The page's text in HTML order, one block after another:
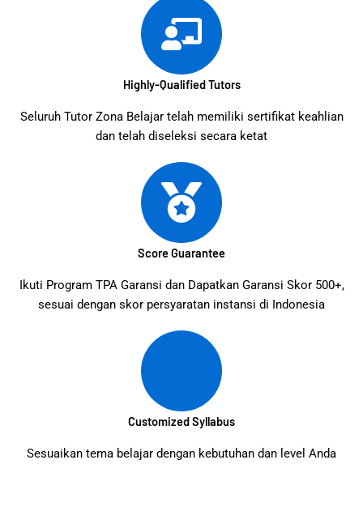
Highly-Qualified Tutors
Seluruh Tutor Zona Belajar telah memiliki sertifikat keahlian
dan telah diseleksi secara ketat
Score Guarantee
Ikuti Program TPA Garansi dan Dapatkan Garansi Skor 500+,
sesuai dengan skor persyaratan instansi di Indonesia
Customized Syllabus
Sesuaikan tema belajar dengan kebutuhan dan level Anda